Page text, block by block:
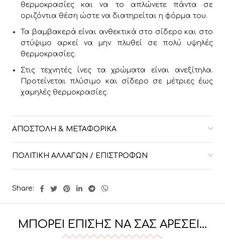
θερμοκρασίες και να το απλώνετε πάντα σε
οριζόντια θέση ώστε να διατηρείται η φόρμα του.
Τα βαμβακερά είναι ανθεκτικά στο σίδερο και στο
στύψιμο αρκεί να μην πλυθεί σε πολύ υψηλές
θερμοκρασίες.
Στις τεχνητές ίνες τα χρώματα είναι ανεξίτηλα.
Προτείνεται πλύσιμο και σίδερο σε μέτριες έως
χαμηλές θερμοκρασίες.
ΑΠΟΣΤΟΛΉ & ΜΕΤΑΦΟΡΙΚΆ
ΠΟΛΙΤΙΚΉ ΑΛΛΑΓΏΝ / ΕΠΙΣΤΡΟΦΏΝ
Share:
ΜΠΟΡΕΊ ΕΠΊΣΗΣ ΝΑ ΣΑΣ ΑΡΈΣΕΙ…